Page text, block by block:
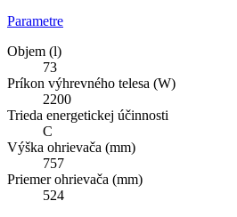
Parametre
Objem (l)
73
Príkon výhrevného telesa (W)
2200
Trieda energetickej účinnosti
C
Výška ohrievača (mm)
757
Priemer ohrievača (mm)
524